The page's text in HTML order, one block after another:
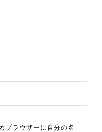
ブラウザーに自分の名